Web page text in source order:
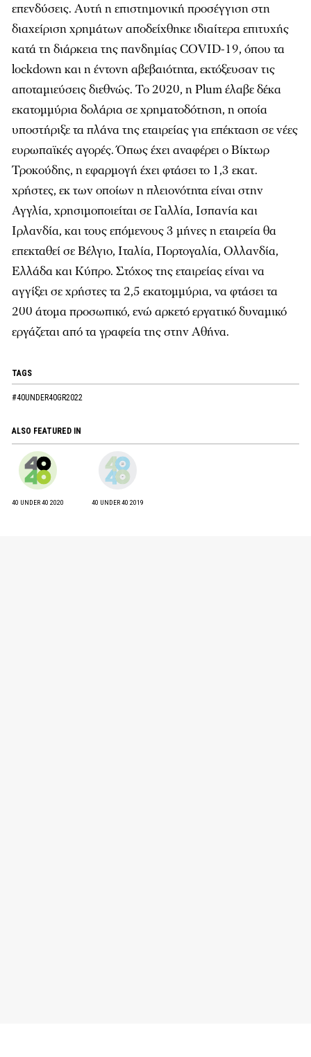
επενδύσεις. Αυτή η επιστημονική προσέγγιση στη
διαχείριση χρημάτων αποδείχθηκε ιδιαίτερα επιτυχής
κατά τη διάρκεια της πανδημίας COVID-19, όπου τα
lockdown και η έντονη αβεβαιότητα, εκτόξευσαν τις
αποταμιεύσεις διεθνώς. Το 2020, η Plum έλαβε δέκα
εκατομμύρια δολάρια σε χρηματοδότηση, η οποία
υποστήριξε τα πλάνα της εταιρείας για επέκταση σε νέες
ευρωπαϊκές αγορές. Όπως έχει αναφέρει ο Βίκτωρ
Τροκούδης, η εφαρμογή έχει φτάσει το 1,3 εκατ.
χρήστες, εκ των οποίων η πλειονότητα είναι στην
Αγγλία, χρησιμοποιείται σε Γαλλία, Ισπανία και
Ιρλανδία, και τους επόμενους 3 μήνες η εταιρεία θα
επεκταθεί σε Βέλγιο, Ιταλία, Πορτογαλία, Ολλανδία,
Ελλάδα και Κύπρο. Στόχος της εταιρείας είναι να
αγγίξει σε χρήστες τα 2,5 εκατομμύρια, να φτάσει τα
200 άτομα προσωπικό, ενώ αρκετό εργατικό δυναμικό
εργάζεται από τα γραφεία της στην Αθήνα.
TAGS
#40UNDER40GR2022
ALSO FEATURED IN
40 UNDER 40 2020 40 UNDER 40 2019